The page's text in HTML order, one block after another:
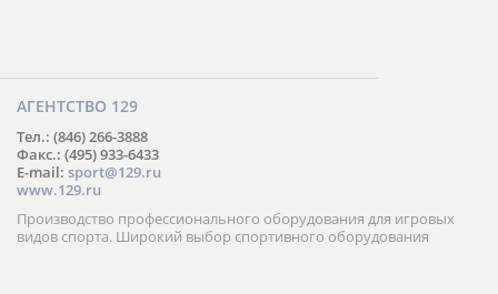
АГЕНТСТВО 129
Тел.: (846) 266-3888
Факс.: (495) 933-6433
E-mail: sport@129.ru
www.129.ru
Производство профессионального оборудования для игровых
видов спорта. Широкий выбор спортивного оборудования